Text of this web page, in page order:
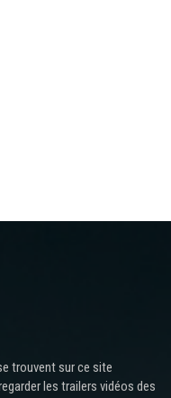
trouvent sur ce site
les trailers vidéos des